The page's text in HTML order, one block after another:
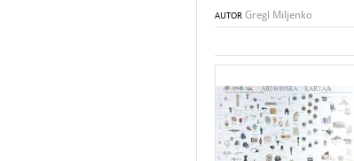
AUTOR Gregl Miljenko